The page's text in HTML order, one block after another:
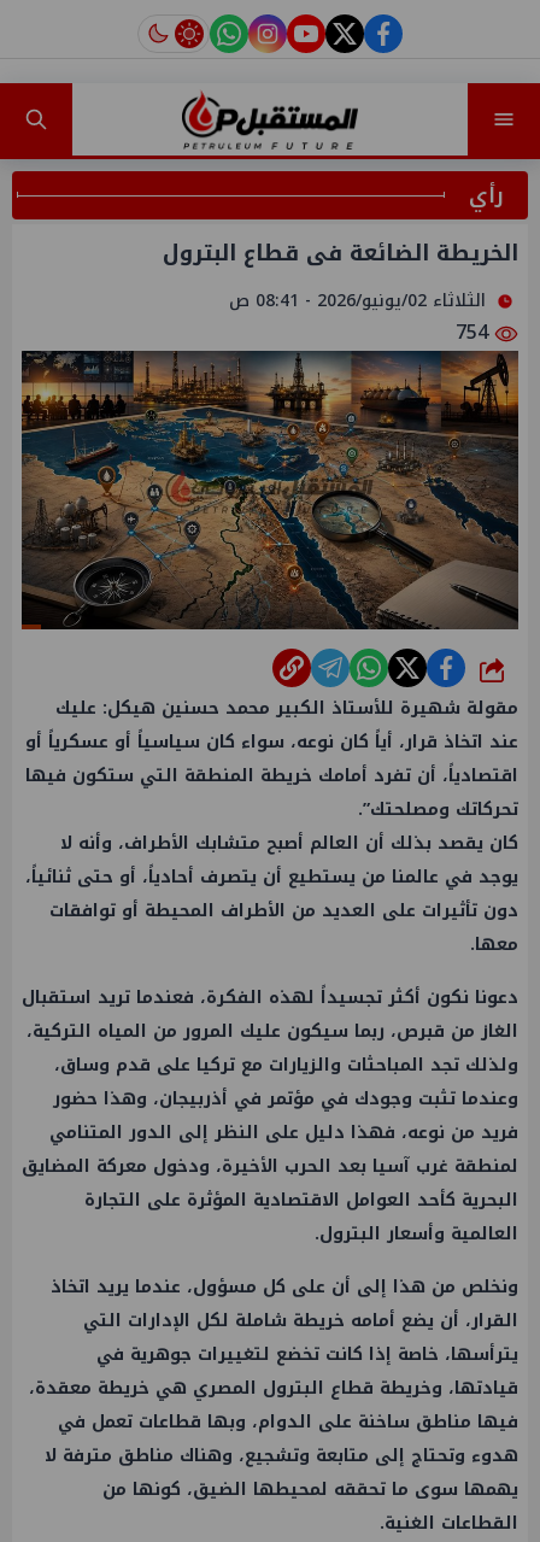
facebook
twitter
youtube
instagram
tiktok
رأي
الخريطة الضائعة فى قطاع البترول
الثلاثاء 02/يونيو/2026 - 08:41 ص
754
شارك
مقولة شهيرة للأستاذ الكبير محمد حسنين هيكل: عليك
عند اتخاذ قرار، أياً كان نوعه، سواء كان سياسياً أو عسكرياً أو
اقتصادياً، أن تفرد أمامك خريطة المنطقة التي ستكون فيها
تحركاتك ومصلحتك”.
كان يقصد بذلك أن العالم أصبح متشابك الأطراف، وأنه لا
يوجد في عالمنا من يستطيع أن يتصرف أحادياً، أو حتى ثنائياً،
دون تأثيرات على العديد من الأطراف المحيطة أو توافقات
معها.
دعونا نكون أكثر تجسيداً لهذه الفكرة، فعندما تريد استقبال
الغاز من قبرص، ربما سيكون عليك المرور من المياه التركية،
ولذلك تجد المباحثات والزيارات مع تركيا على قدم وساق،
وعندما تثبت وجودك في مؤتمر في أذربيجان، وهذا حضور
فريد من نوعه، فهذا دليل على النظر إلى الدور المتنامي
لمنطقة غرب آسيا بعد الحرب الأخيرة، ودخول معركة المضايق
البحرية كأحد العوامل الاقتصادية المؤثرة على التجارة
العالمية وأسعار البترول.
ونخلص من هذا إلى أن على كل مسؤول، عندما يريد اتخاذ
القرار، أن يضع أمامه خريطة شاملة لكل الإدارات التي
يترأسها، خاصة إذا كانت تخضع لتغييرات جوهرية في
قيادتها، وخريطة قطاع البترول المصري هي خريطة معقدة،
فيها مناطق ساخنة على الدوام، وبها قطاعات تعمل في
هدوء وتحتاج إلى متابعة وتشجيع، وهناك مناطق مترفة لا
يهمها سوى ما تحققه لمحيطها الضيق، كونها من
القطاعات الغنية.